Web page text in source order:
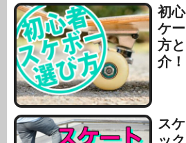
初
ケ
方
介！
ス